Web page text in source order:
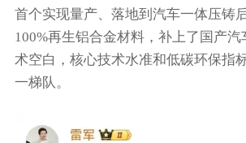
首个实现量产、落地到汽车一体压铸
100%再生铝合金材料，补上了国产
术空白，核心技术水准和低碳环保指
一梯队。